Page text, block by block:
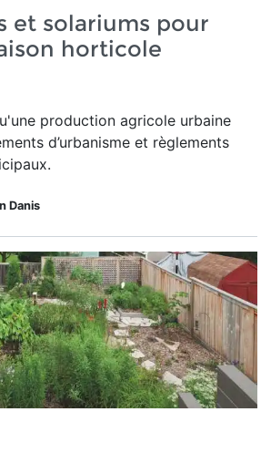
et solariums pour
horticole
ne production agricole urbaine
d’urbanisme et règlements
Danis